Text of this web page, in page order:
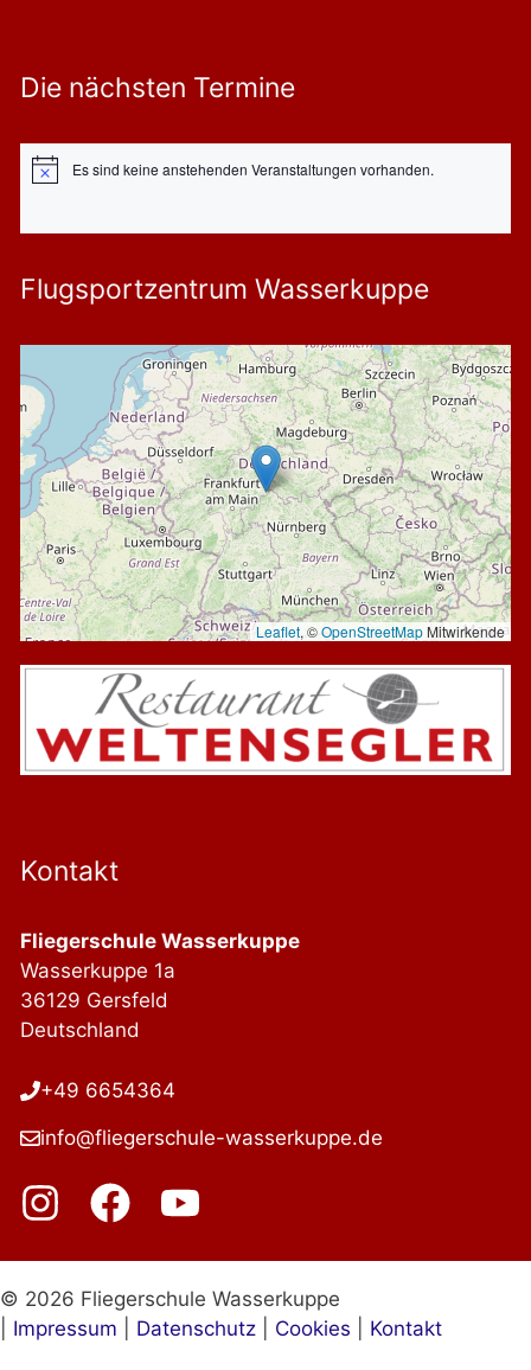
Die nächsten Termine
HinweisEs sind keine anstehenden Veranstaltungen vorhanden.
Flugsportzentrum Wasserkuppe
Leaflet, ©OpenStreetMapMitwirkende
Kontakt
Fliegerschule Wasserkuppe
Wasserkuppe 1a
36129 Gersfeld
Deutschland
+49 6654364
info@fliegerschule-wasserkuppe.de
© 2026 Fliegerschule Wasserkuppe
Impressum Datenschutz Cookies Kontakt